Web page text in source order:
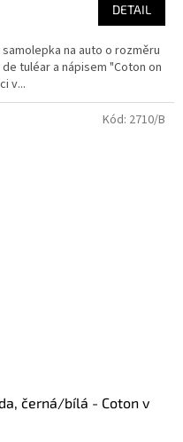
DETAIL
samolepka na auto o rozměru
tuléar a nápisem "Coton on
v...
černá/bílá - Coton v
Kód: 2710/B